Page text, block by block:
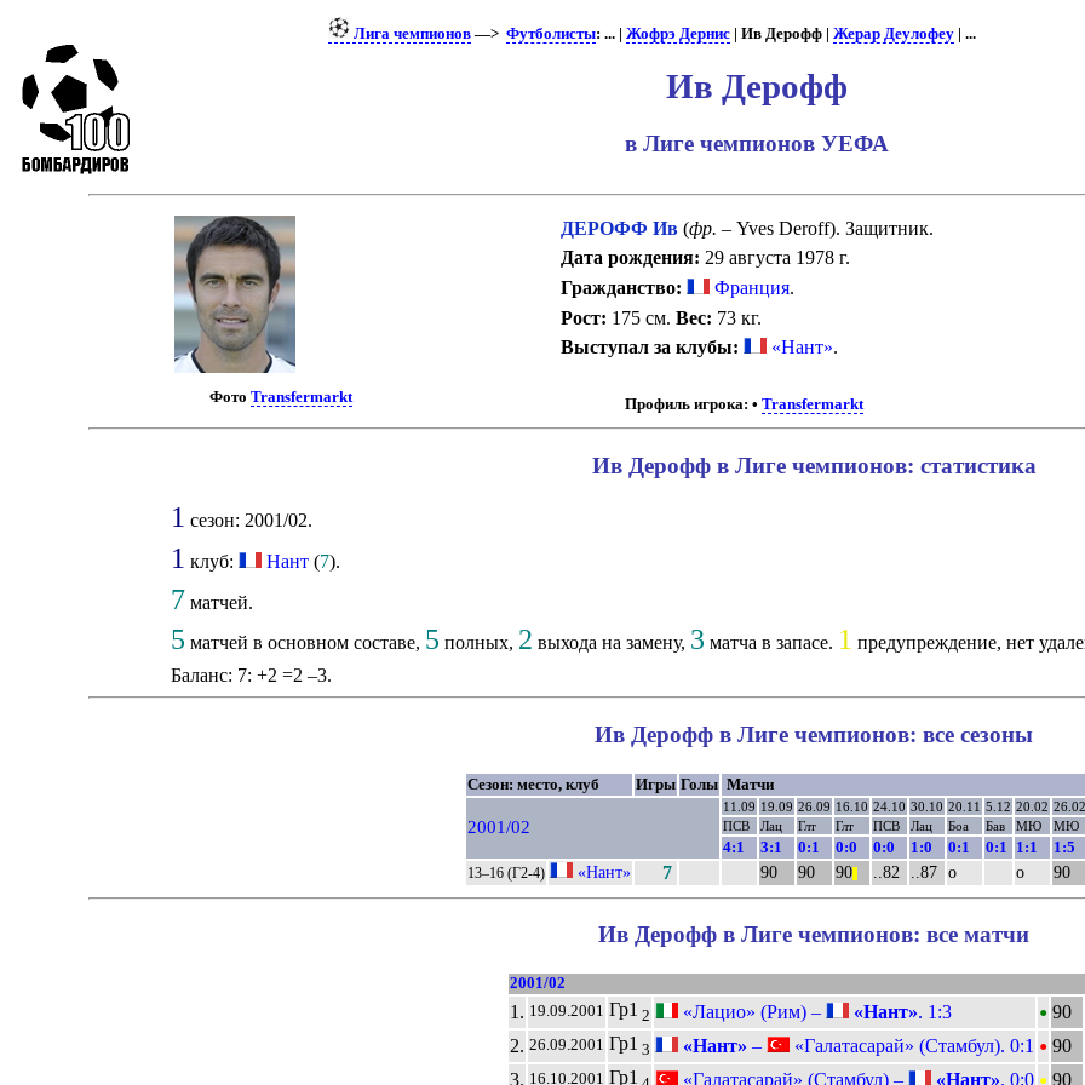
Лига чемпионов—> Футболисты: ... | Жофрэ Дернис| Ив Дерофф | Жерар Деулофеу| ...
Ив Дерофф
в Лиге чемпионов УЕФА
ФотоTransfermarkt
ДЕРОФФ Ив (фр. – Yves Deroff). Защитник.
Дата рождения: 29 августа 1978 г.
Гражданство:
Франция.
Рост: 175 см. Вес: 73 кг.
Выступал за клубы:
«Нант».
Профиль игрока: • Transfermarkt
Ив Дерофф в Лиге чемпионов: статистика
1 сезон: 2001/02.
1 клуб: Нант(7).
7 матчей.
5 матчей в основном составе, 5 полных, 2 выхода на замену, 3 матча в запасе. 1 предупреждение, нет
Баланс: 7: +2 =2 –3.
Ив Дерофф в Лиге чемпионов: все сезоны
Сезон: место, клуб Игры Голы Матчи
2001/02
11.09 19.09 26.09 16.10 24.10 30.10 20.11 5.12 20.02 26.02
ПСВ
Лац Глт Глт ПСВ Лац Боа Бав МЮ МЮ
4:1 3:1 0:1 0:0 0:0 1:0 0:1 0:1 1:1 1:5
13–16 (Г2-4) «Нант» 7 90 90 90|| ..82 ..87 о о 90
Ив Дерофф в Лиге чемпионов: все матчи
2001/02
1. 19.09.2001 Гр1 2 «Лацио» (Рим) – «Нант». 1:3 • 90
2. 26.09.2001 Гр1 3 «Нант» – «Галатасарай» (Стамбул). 0:1 • 90
3. 16.10.2001 Гр1 «Галатасарай» (Стамбул) – «Нант». 0:0 90